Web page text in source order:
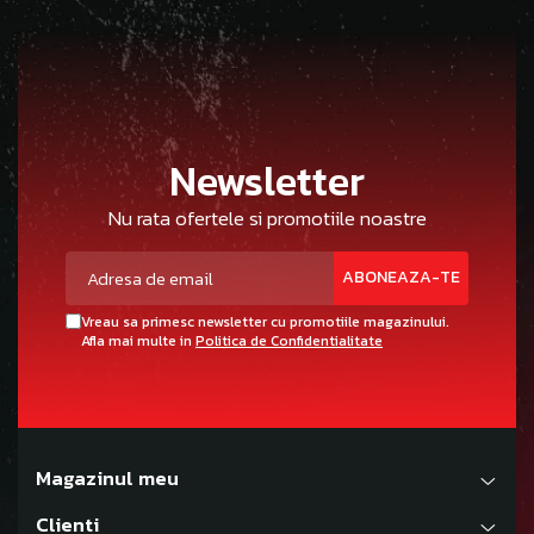
Newsletter
Nu rata ofertele si promotiile noastre
Vreau sa primesc newsletter cu promotiile magazinului.
Afla mai multe in Politica de Confidentialitate
Magazinul meu
Clienti